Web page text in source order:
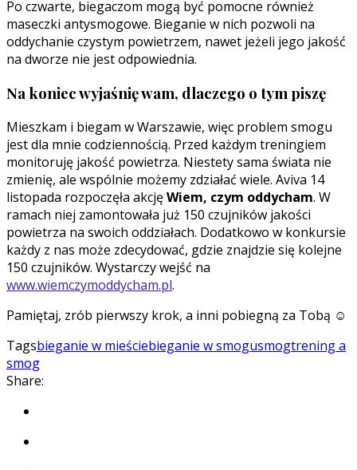
Po czwarte, biegaczom mogą być pomocne również
maseczki antysmogowe. Bieganie w nich pozwoli na
oddychanie czystym powietrzem, nawet jeżeli jego jakość
na dworze nie jest odpowiednia.
Na koniec wyjaśnię wam, dlaczego o tym piszę
Mieszkam i biegam w Warszawie, więc problem smogu
jest dla mnie codziennością. Przed każdym treningiem
monitoruję jakość powietrza. Niestety sama świata nie
zmienię, ale wspólnie możemy zdziałać wiele. Aviva 14
listopada rozpoczęła akcjęWiem, czym oddycham. W
ramach niej zamontowała już 150 czujników jakości
powietrza na swoich oddziałach. Dodatkowo w konkursie
każdy z nas może zdecydować, gdzie znajdzie się kolejne
150 czujników. Wystarczy wejść na
www.wiemczymoddycham.pl.
Pamiętaj, zrób pierwszy krok, a inni pobiegną za Tobą ☺
Tagsbieganie w mieściebieganie w smogusmogtrening a
smog
Share: